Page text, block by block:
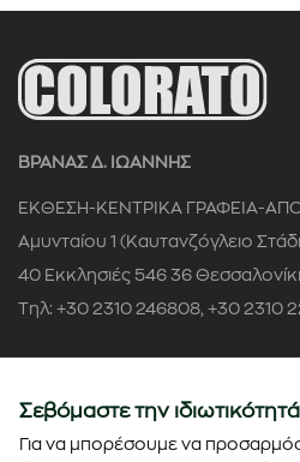
ΒΡΑΝΑΣ Δ. ΙΩΑΝΝΗΣ
ΕΚΘΕΣΗ-ΚΕΝΤΡΙΚΑ ΓΡΑΦΕΙΑ-
Αμυνταίου 1 (Καυτανζόγλειο
40 Εκκλησιές 546 36
Τηλ: +30 2310 246808, +30 2310
Σεβόμαστε την
Για να μπορέσουμε να